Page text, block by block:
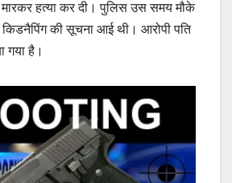
मारकर हत्या कर दी। पुलिस उस समय मौके
की सूचना आई थी। आरोपी पति
गया है।